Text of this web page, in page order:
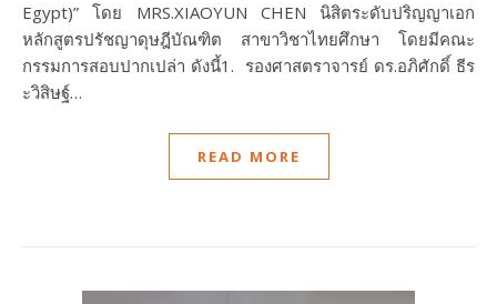
Egypt)” โดย MRS.XIAOYUN CHEN นิสิตระดับปริญญาเอก
หลักสูตรปรัชญาดุษฎีบัณฑิต สาขาวิชาไทยศึกษา โดยมีคณะ
กรรมการสอบปากเปล่า ดังนี้1. รองศาสตราจารย์ ดร.อภิศักดิ์ ธีร
ะวิสิษฐ์…
READ MORE